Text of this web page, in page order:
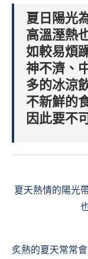
夏日陽光
高溫溼熱
如較易煩
神不濟、
多的冰涼
不新鮮的
因此要不
夏天熱情的陽光
炙熱的夏天常常